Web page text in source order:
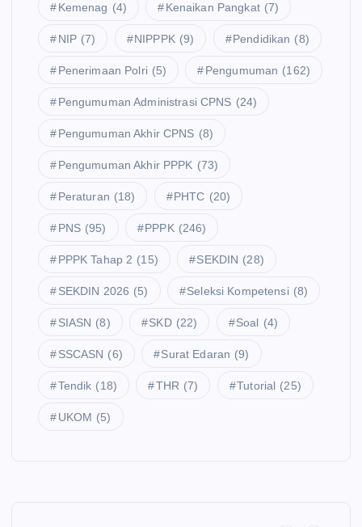
Kemenag (4) Kenaikan Pangkat (7)
NIP (7) NIPPPK (9) Pendidikan (8)
Penerimaan Polri (5) Pengumuman (162)
Pengumuman Administrasi CPNS (24)
Pengumuman Akhir CPNS (8)
Pengumuman Akhir PPPK (73)
Peraturan (18) PHTC (20)
PNS (95) PPPK (246)
PPPK Tahap 2 (15) SEKDIN (28)
SEKDIN 2026 (5) Seleksi Kompetensi (8)
SIASN (8) SKD (22) Soal (4)
SSCASN (6) Surat Edaran (9)
Tendik (18) THR (7) Tutorial (25)
UKOM (5)